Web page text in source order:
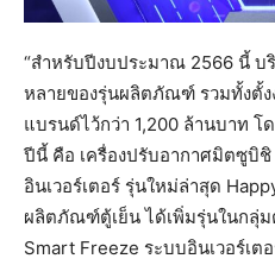
“สำหรับปีงบประมาณ 2566 นี้ บ
หลายของรุ่นผลิตภัณฑ์ รวมทั้งตั้
แบรนด์ไว้กว่า 1,200 ล้านบาท
ปีนี้ คือ เครื่องปรับอากาศมิตซูบิ
อินเวอร์เตอร์ รุ่นใหม่ล่าสุด
ผลิตภัณฑ์ตู้เย็น ได้เพิ่มรุ่นในกลุ่ม
Smart Freeze ระบบอินเวอร์เ